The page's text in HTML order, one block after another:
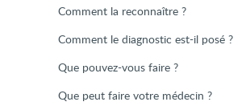
Comment la reconnaître ?
Comment le diagnostic est-il posé ?
Que pouvez-vous faire ?
Que peut faire votre médecin ?